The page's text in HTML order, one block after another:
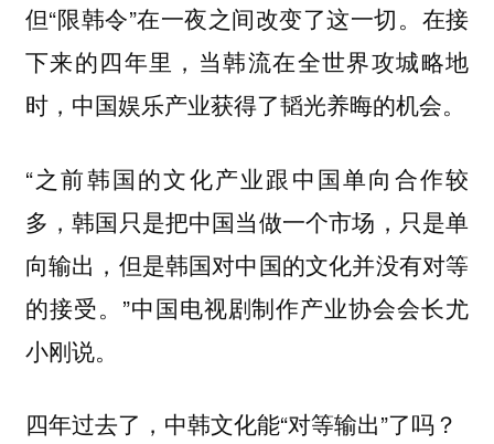
但“限韩令”在一夜之间改变了这一切。在接
下来的四年里， 当韩流在全世界攻城略地
时，中国娱乐产业获得了韬光养晦的机会。
“之前韩国的文化产业跟中国单向合作较
多，韩国只是把中国当做一个市场，只是单
向输出，但是韩国对中国的文化并没有对等
的接受。”中国电视剧制作产业协会会长尤
小刚说。
四年过去了，中韩文化能“对等输出”了吗？